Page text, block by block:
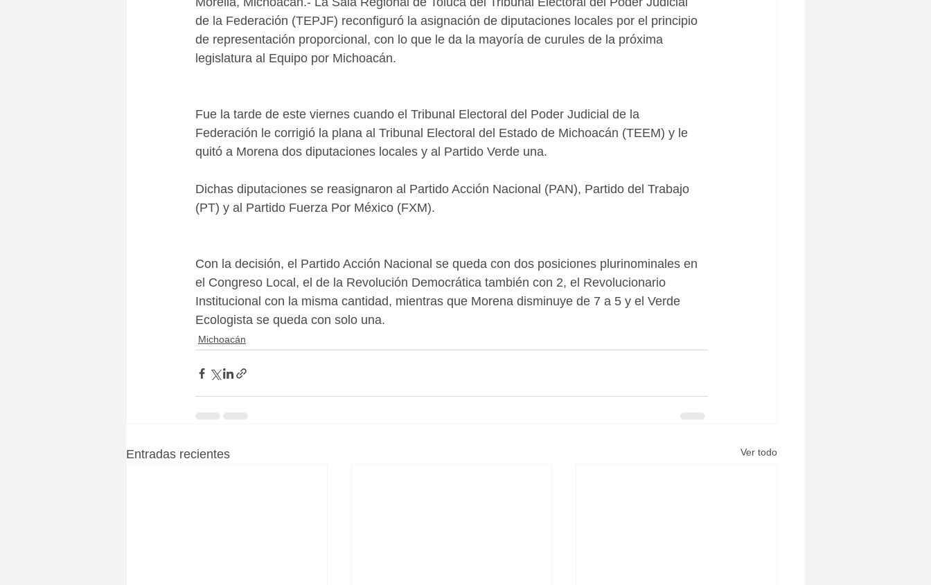
de la Federación (TEPJF) reconfiguró la asignación de diputaciones locales por el principio
de representación proporcional, con lo que le da la mayoría de curules de la próxima
legislatura al Equipo por Michoacán.
Fue la tarde de este viernes cuando el Tribunal Electoral del Poder Judicial de la
Federación le corrigió la plana al Tribunal Electoral del Estado de Michoacán (TEEM) y le
quitó a Morena dos diputaciones locales y al Partido Verde una.
Dichas diputaciones se reasignaron al Partido Acción Nacional (PAN), Partido del Trabajo
(PT) y al Partido Fuerza Por México (FXM).
Con la decisión, el Partido Acción Nacional se queda con dos posiciones plurinominales en
el Congreso Local, el de la Revolución Democrática también con 2, el Revolucionario
Institucional con la misma cantidad, mientras que Morena disminuye de 7 a 5 y el Verde
Ecologista se queda con solo una.
Michoacán
Entradas recientes Ver todo